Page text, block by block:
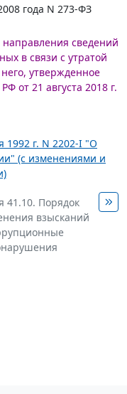
года N 273-ФЗ
направления сведений
в связи с утратой
утвержденное
от 21 августа 2018 г.
1992 г. N 2202-I "О
(с изменениями и
41.10. Порядок
взысканий